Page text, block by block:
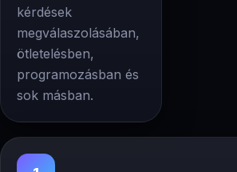
kérdések
megválaszolásában,
ötletelésben,
programozásban és
sok másban.